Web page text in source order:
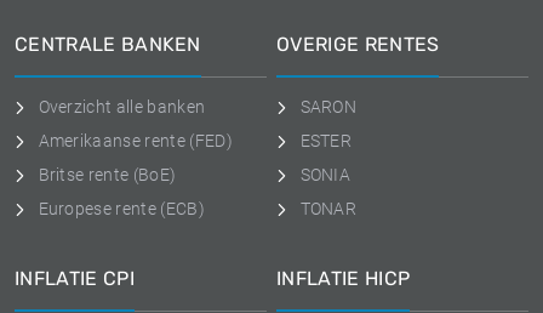
CENTRALE BANKEN
Overzicht alle banken
Amerikaanse rente (FED)
Britse rente (BoE)
Europese rente (ECB)
OVERIGE RENTES
SARON
ESTER
SONIA
TONAR
INFLATIE CPI INFLATIE HICP